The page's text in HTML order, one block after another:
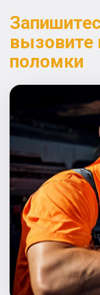
вызовите
поломки